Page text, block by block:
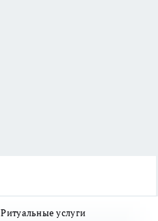
Ритуальные услуги